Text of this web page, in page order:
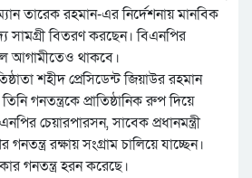
তারেক রহমান-এর নির্দেশনায় মানবিক
সামগ্রী বিতরণ করছেন। বিএনপির
আগামীতেও থাকবে।
শহীদ প্রেসিডেন্ট জিয়াউর রহমান
গনতন্ত্রকে প্রাতিষ্ঠানিক রুপ দিয়ে
চেয়ারপারসন, সাবেক প্রধানমন্ত্রী
রক্ষায় সংগ্রাম চালিয়ে যাচ্ছেন।
গনতন্ত্র হরন করেছে।